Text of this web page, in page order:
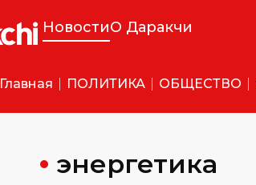
НовостиО Даракчи
Главная ПОЛИТИКА ОБЩЕСТВО
энергетика